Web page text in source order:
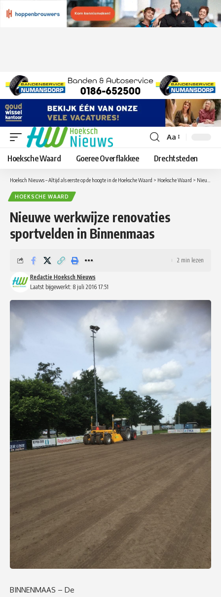
Lettergrootte
aanpassen
Aa
Hoeksche Waard Goeree Overflakkee Drechtsteden
Hoeksch Nieuws – Altijd als eerste op de hoogte in de Hoeksche Waard > Hoeksche Waard > Nieuwe werkwijze renovaties sportvelden in Binnenmaas
HOEKSCHE WAARD
Nieuwe werkwijze renovaties
sportvelden in Binnenmaas
Laatst bijgewerkt: 8 juli 2016 17:51
Redactie Hoeksch Nieuws
2 min lezen
BINNENMAAS – De